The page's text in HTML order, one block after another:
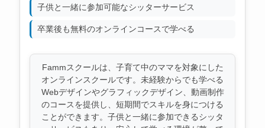
子供と一緒に参加可能なシッターサービス
卒業後も無料のオンラインコースで学べる
Fammスクールは、子育て中のママを対象にした
オンラインスクールです。未経験からでも学べる
Webデザインやグラフィックデザイン、動画制作
のコースを提供し、短期間でスキルを身につける
ことができます。子供と一緒に参加できるシッタ